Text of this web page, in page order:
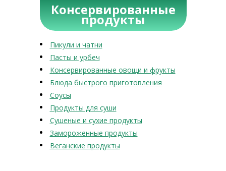
Консервированные
продукты
Пикули и чатни
Пасты и урбеч
Консервированные овощи и фрукты
Блюда быстрого приготовления
Соусы
Продукты для суши
Сушеные и сухие продукты
Замороженные продукты
Веганские продукты